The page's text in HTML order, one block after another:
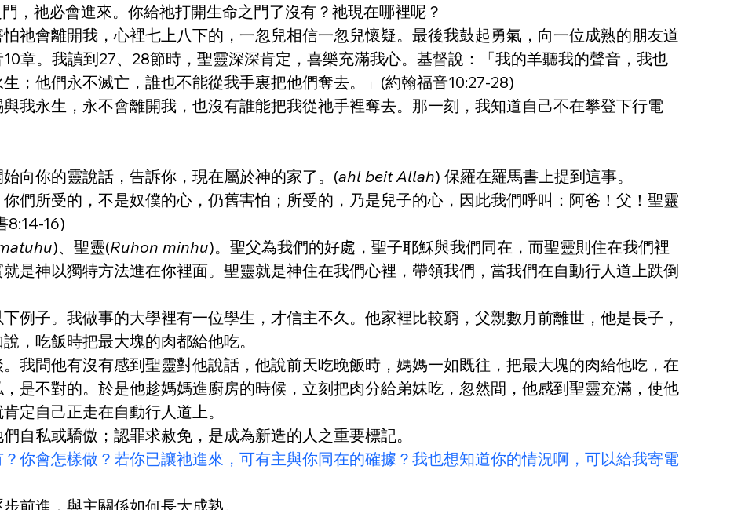
，祂必會進來。你給祂打開生命之門了沒有？祂現在哪裡呢？
祂會離開我，心裡七上八下的，一忽兒相信一忽兒懷疑。最後我鼓起勇氣，向一位成熟的朋友道
章。我讀到27、28節時，聖靈深深肯定，喜樂充滿我心。基督說：「我的羊聽我的聲音，我也
；他們永不滅亡，誰也不能從我手裏把他們奪去。」(約翰福音10:27-28)
我永生，永不會離開我，也沒有誰能把我從祂手裡奪去。那一刻，我知道自己不在攀登下行電
向你的靈說話，告訴你，現在屬於神的家了。(ahl beit Allah) 保羅在羅馬書上提到這事。
們所受的，不是奴僕的心，仍舊害怕；所受的，乃是兒子的心，因此我們呼叫：阿爸！父！聖靈
8:14-16)
)、聖靈(Ruhon minhu)。聖父為我們的好處，聖子耶穌與我們同在，而聖靈則住在我們裡
是神以獨特方法進在你裡面。聖靈就是神住在我們心裡，帶領我們，當我們在自動行人道上跌倒
例子。我做事的大學裡有一位學生，才信主不久。他家裡比較窮，父親數月前離世，他是長子，
，吃飯時把最大塊的肉都給他吃。
我問他有沒有感到聖靈對他說話，他說前天吃晚飯時，媽媽一如既往，把最大塊的肉給他吃，在
是不對的。於是他趁媽媽進廚房的時候，立刻把肉分給弟妹吃，忽然間，他感到聖靈充滿，使他
定自己正走在自動行人道上。
自私或驕傲；認罪求赦免，是成為新造的人之重要標記。
你會怎樣做？若你已讓祂進來，可有主與你同在的確據？我也想知道你的情況啊，可以給我寄電
前進，與主關係如何長大成熟。